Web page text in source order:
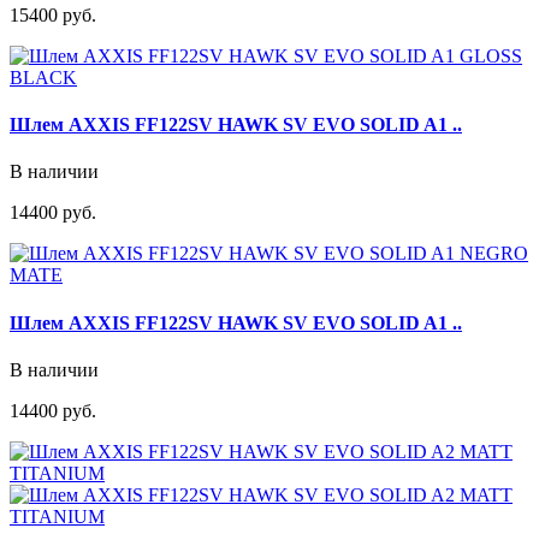
15400 руб.
Шлем AXXIS FF122SV HAWK SV EVO SOLID A1 ..
В наличии
14400 руб.
Шлем AXXIS FF122SV HAWK SV EVO SOLID A1 ..
В наличии
14400 руб.